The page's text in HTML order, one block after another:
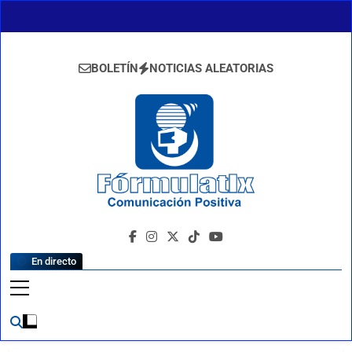
BOLETÍN NOTICIAS ALEATORIAS
En directo
FormulaTlx
Comunicación Positiva